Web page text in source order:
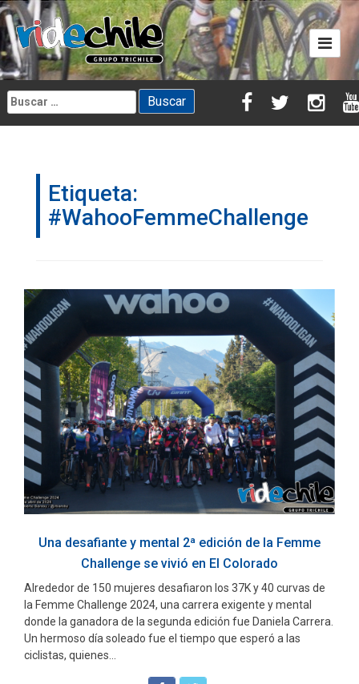
Skip
to
content
Buscar:
Etiqueta:
#WahooFemmeChallenge
Una desafiante y mental 2ª edición de la Femme
Challenge se vivió en El Colorado
Alrededor de 150 mujeres desafiaron los 37K y 40 curvas de
la Femme Challenge 2024, una carrera exigente y mental
donde la ganadora de la segunda edición fue Daniela Carrera.
Un hermoso día soleado fue el tiempo que esperó a las
ciclistas, quienes...